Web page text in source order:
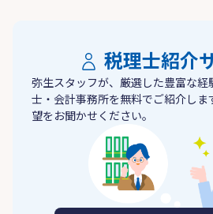
税理士紹介
弥生スタッフが、厳選した豊富な経
士・会計事務所を無料でご紹介しま
望をお聞かせください。